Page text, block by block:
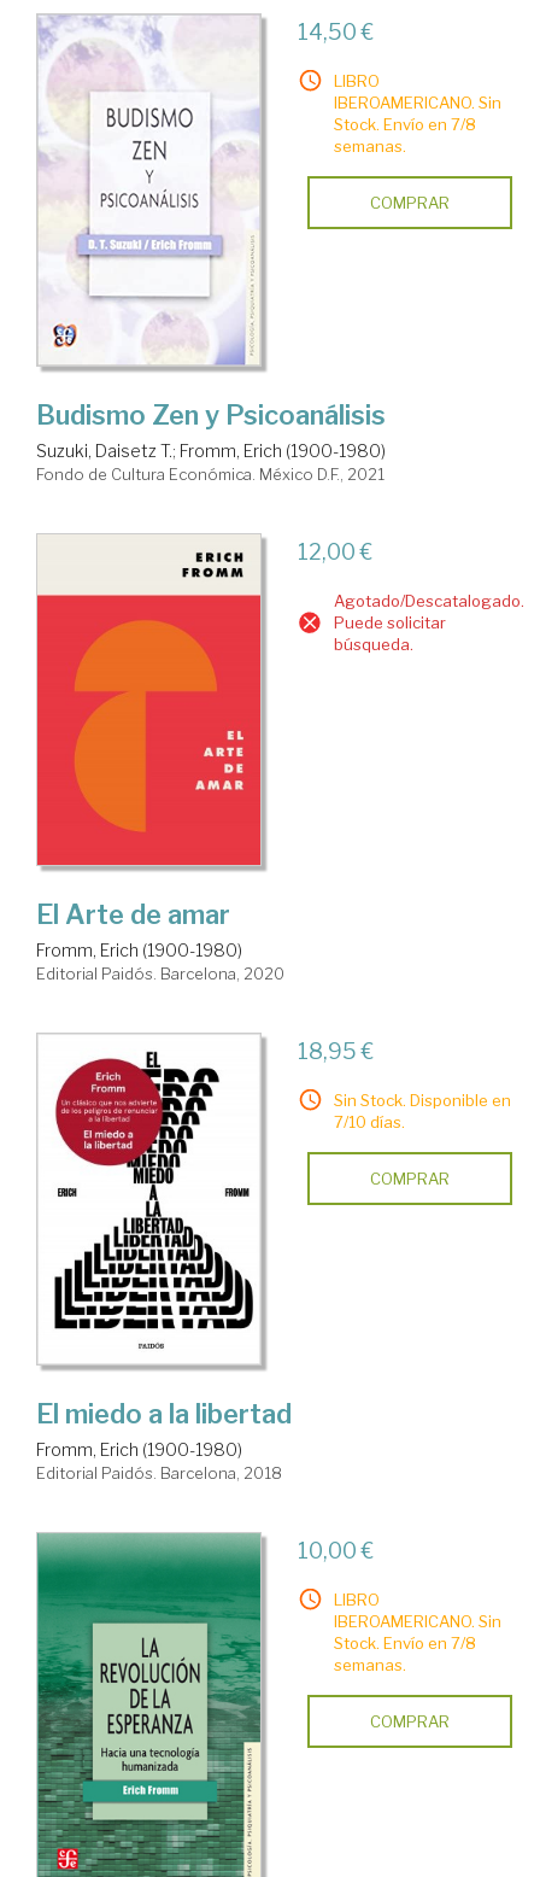
14,50 €
LIBRO
IBEROAMERICANO. Sin
Stock. Envío en 7/8
semanas.
COMPRAR
Budismo Zen y Psicoanálisis
Suzuki, Daisetz T.; Fromm, Erich (1900-1980)
Fondo de Cultura Económica. México D.F., 2021
12,00 €
Agotado/Descatalogado.
Puede solicitar
búsqueda.
El Arte de amar
Fromm, Erich (1900-1980)
Editorial Paidós. Barcelona, 2020
18,95 €
Sin Stock. Disponible en
7/10 días.
COMPRAR
El miedo a la libertad
Fromm, Erich (1900-1980)
Editorial Paidós. Barcelona, 2018
10,00 €
LIBRO
IBEROAMERICANO. Sin
Stock. Envío en 7/8
semanas.
COMPRAR